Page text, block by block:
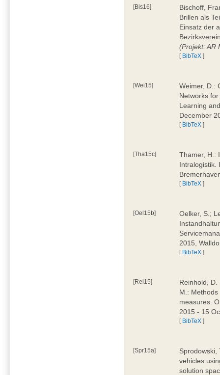
[Bis16]
Bischoff,
Brillen als
Einsatz der
(Projekt: AR
[ BibTeX ]
[Wei15]
Weimer, D.:
Networks
Learning
December
[ BibTeX ]
[Tha15c]
Thamer, H.:
Intralogistik.
[ BibTeX ]
[Oel15b]
Oelker, S.;
2015,
[ BibTeX ]
[Rei15]
Reinhold, D.
M.:
measures.
2015 - 15
[ BibTeX ]
[Spr15a]
Sprodowski,
vehicles
solution